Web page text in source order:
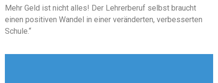
Mehr Geld ist nicht alles! Der Lehrerberuf selbst braucht
einen positiven Wandel in einer veränderten, verbesserten
Schule.“